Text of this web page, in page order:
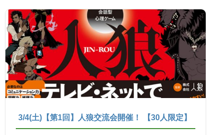
3/4(土)【第1回】人狼交流会開催！ 【30人限定】